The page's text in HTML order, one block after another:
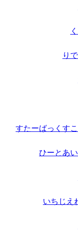
り
すたーばっくす
ひーとあ
いちじえ